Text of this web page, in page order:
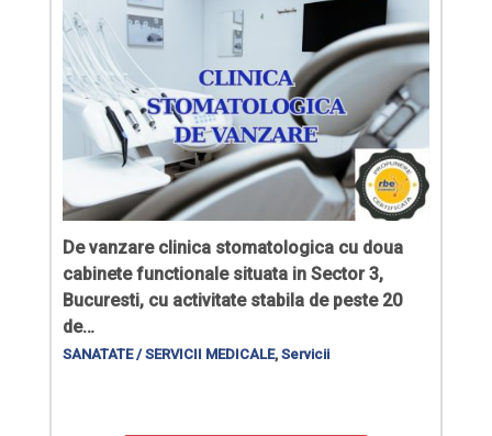
De vanzare clinica stomatologica cu doua
cabinete functionale situata in Sector 3,
Bucuresti, cu activitate stabila de peste 20
de…
SANATATE / SERVICII MEDICALE, Servicii